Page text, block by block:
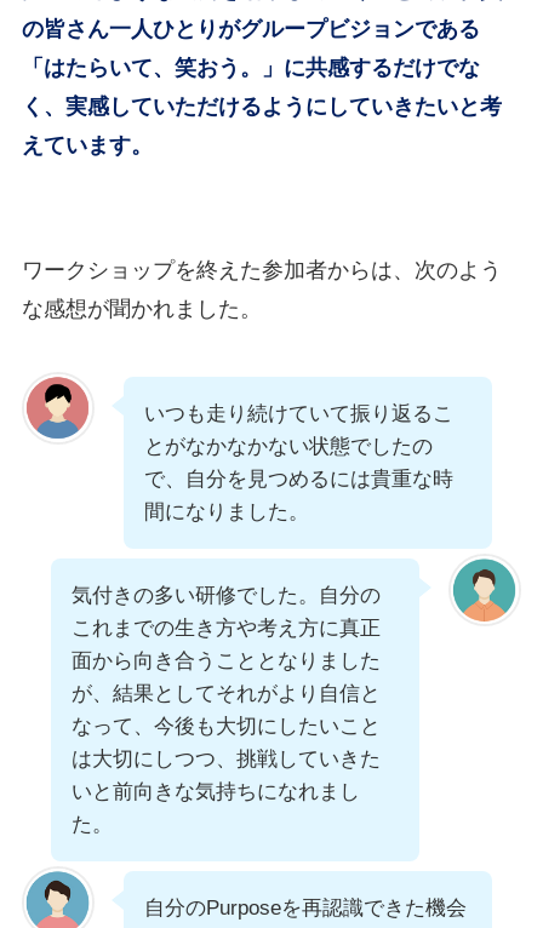
の皆さん一人ひとりがグループビジョンである
「はたらいて、笑おう。」 に共感するだけでな
く、 実感していただけるようにしていきたいと考
えています。
ワークショップを終えた参加者からは、次のよう
な感想が聞かれました。
いつも走り続けていて振り返るこ
とがなかなかない状態でしたの
で、自分を見つめるには貴重な時
間になりました。
気付きの多い研修でした。自分の
これまでの生き方や考え方に真正
面から向き合うこととなりました
が、結果としてそれがより自信と
なって、今後も大切にしたいこと
は大切にしつつ、挑戦していきた
いと前向きな気持ちになれまし
た。
自分のPurposeを再認識できた機会